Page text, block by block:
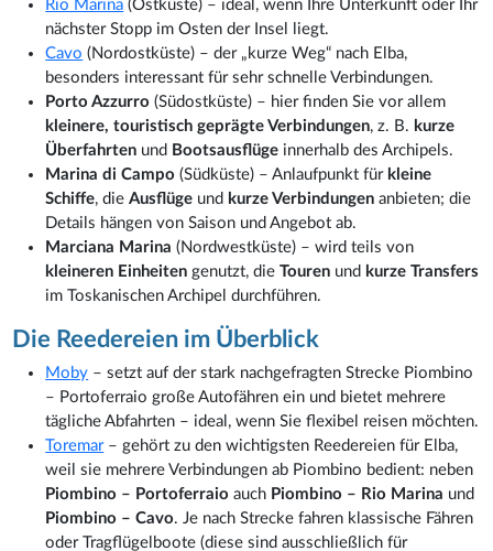
Rio Marina (Ostküste) – ideal, wenn Ihre Unterkunft oder Ihr
nächster Stopp im Osten der Insel liegt.
Cavo (Nordostküste) – der „kurze Weg“ nach Elba,
besonders interessant für sehr schnelle Verbindungen.
Porto Azzurro (Südostküste) – hier finden Sie vor allem
kleinere, touristisch geprägte Verbindungen, z. B. kurze
Überfahrten und Bootsausflüge innerhalb des Archipels.
Marina di Campo (Südküste) – Anlaufpunkt für kleine
Schiffe, dieAusflüge und kurze Verbindungen anbieten; die
Details hängen von Saison und Angebot ab.
Marciana Marina (Nordwestküste) – wird teils von
kleineren Einheiten genutzt, dieTouren und kurze Transfers
im Toskanischen Archipel durchführen.
Die Reedereien im Überblick
Moby – setzt auf der stark nachgefragten Strecke Piombino
– Portoferraio große Autofähren ein und bietet mehrere
tägliche Abfahrten – ideal, wenn Sie flexibel reisen möchten.
Toremar– gehört zu den wichtigsten Reedereien für Elba,
weil sie mehrere Verbindungen ab Piombino bedient: neben
Piombino – Portoferraioauch Piombino – Rio Marina und
Piombino – Cavo. Je nach Strecke fahren klassische Fähren
oder Tragflügelboote (diese sind ausschließlich für